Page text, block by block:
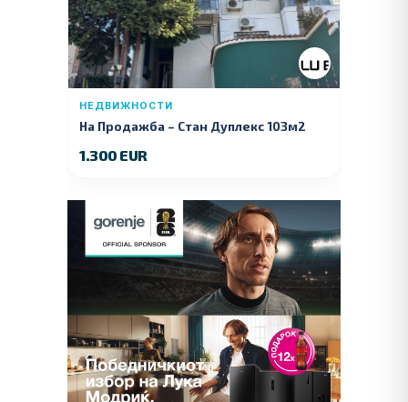
НЕДВИЖНОСТИ
На Продажба – Стан Дуплекс 103м2
1.300 EUR